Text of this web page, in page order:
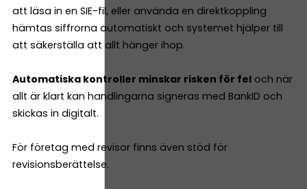
att läsa in en SIE-fil, eller använda en direktkoppling
hämtas siffrorna automatiskt och systemet hjälper till
att säkerställa att allt hänger ihop.
Automatiska kontroller minskar risken för fel och när
allt är klart kan handlingarna signeras med BankID och
skickas in digitalt.
För företag med revisor finns även stöd för
revisionsberättelse.